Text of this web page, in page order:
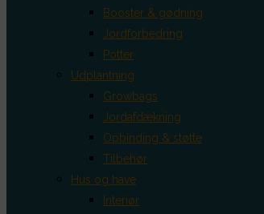
Booster & gødning
Jordforbedring
Potter
Udplantning
Growbags
Jordafdækning
Opbinding & støtte
Tilbehør
Hus og have
Interiør